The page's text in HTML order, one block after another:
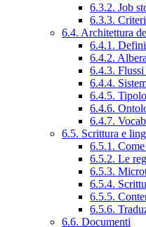
6.3.2. Job
6.3.3.
6.4. Architettura
6.4.1.
6.4.2.
6.4.3.
6.4.4.
6.4.5.
6.4.6.
6.4.7.
6.5. Scrittura e
6.5.1.
6.5.2. Le
6.5.3.
6.5.4.
6.5.5.
6.5.6.
6.6. Documenti